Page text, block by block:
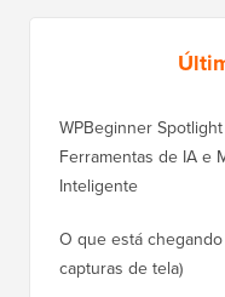
WPBeginner
Ferramentas de IA e
Inteligente
O que está chegando
capturas de tela)